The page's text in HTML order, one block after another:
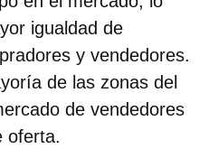
igualdad de
y vendedores.
de las zonas del
de vendedores
oferta.